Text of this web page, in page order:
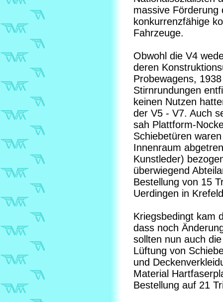
massive
konkurrenzfähige
Fahrzeuge.
Obwohl die V4
deren
Probewagens,
Stirnrundungen
keinen Nutzen
der V5 - V7. Auch
sah Plattform-
Schiebetüren
Innenraum
Kunstleder)
überwiegend
Bestellung von 15
Uerdingen in
Kriegsbedingt kam
dass noch
sollten nun auch
Lüftung von
und
Material
Bestellung auf 21